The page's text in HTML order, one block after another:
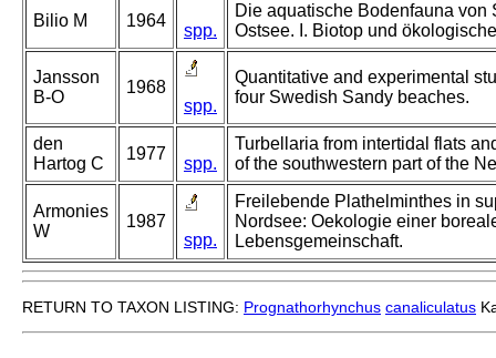
Bilio M 1964
spp.
Die aquatische Bodenfauna von
Ostsee. I. Biotop und
Jansson
B-O
1968
spp.
Quantitative and experimental
four Swedish Sandy beaches.
den
Hartog C
1977
spp.
Turbellaria from intertidal flats
of the southwestern part of the
Armonies
W
1987
spp.
Freilebende Plathelminthes in
Nordsee: Oekologie einer
Lebensgemeinschaft.
RETURN TO TAXON LISTING: Prognathorhynchus canaliculatus